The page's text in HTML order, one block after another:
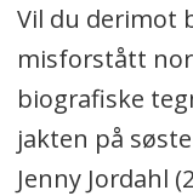
Vil du derimot
misforstått
biografiske
jakten på
Jenny Jordahl